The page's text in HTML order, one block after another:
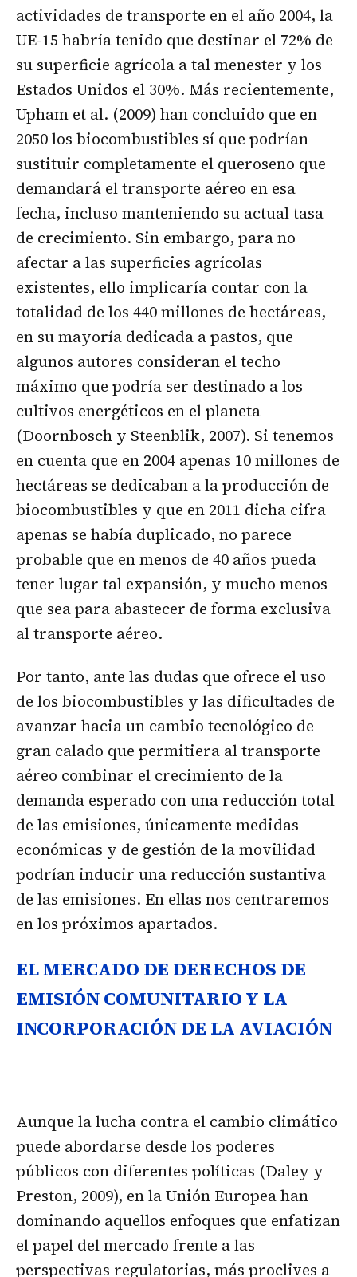
actividades de transporte en el año 2004, la
UE-15 habría tenido que destinar el 72% de
su superficie agrícola a tal menester y los
Estados Unidos el 30%. Más recientemente,
Upham et al. (2009) han concluido que en
2050 los biocombustibles sí que podrían
sustituir completamente el queroseno que
demandará el transporte aéreo en esa
fecha, incluso manteniendo su actual tasa
de crecimiento. Sin embargo, para no
afectar a las superficies agrícolas
existentes, ello implicaría contar con la
totalidad de los 440 millones de hectáreas,
en su mayoría dedicada a pastos, que
algunos autores consideran el techo
máximo que podría ser destinado a los
cultivos energéticos en el planeta
(Doornbosch y Steenblik, 2007). Si tenemos
en cuenta que en 2004 apenas 10 millones de
hectáreas se dedicaban a la producción de
biocombustibles y que en 2011 dicha cifra
apenas se había duplicado, no parece
probable que en menos de 40 años pueda
tener lugar tal expansión, y mucho menos
que sea para abastecer de forma exclusiva
al transporte aéreo.
Por tanto, ante las dudas que ofrece el uso
de los biocombustibles y las dificultades de
avanzar hacia un cambio tecnológico de
gran calado que permitiera al transporte
aéreo combinar el crecimiento de la
demanda esperado con una reducción total
de las emisiones, únicamente medidas
económicas y de gestión de la movilidad
podrían inducir una reducción sustantiva
de las emisiones. En ellas nos centraremos
en los próximos apartados.
EL MERCADO DE DERECHOS DE
EMISIÓN COMUNITARIO Y LA
INCORPORACIÓN DE LA AVIACIÓN
Aunque la lucha contra el cambio climático
puede abordarse desde los poderes
públicos con diferentes políticas (Daley y
Preston, 2009), en la Unión Europea han
dominando aquellos enfoques que enfatizan
el papel del mercado frente a las
perspectivas regulatorias, más proclives a